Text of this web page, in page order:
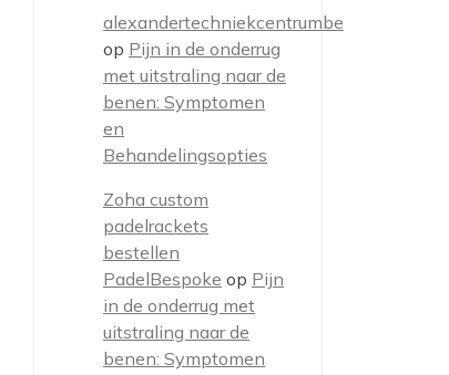
alexandertechniekcentrumbe
op Pijn in de onderrug
met uitstraling naar de
benen: Symptomen
en
Behandelingsopties
Zoha custom
padelrackets
bestellen
PadelBespoke op Pijn
in de onderrug met
uitstraling naar de
benen: Symptomen